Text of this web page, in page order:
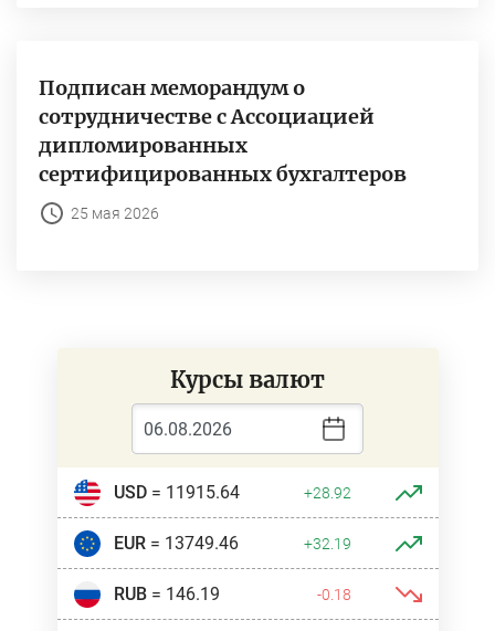
Подписан меморандум о
сотрудничестве с Ассоциацией
дипломированных
сертифицированных бухгалтеров
25 мая 2026
Курсы валют
USD= 11915.64 +28.92
EUR= 13749.46 +32.19
RUB= 146.19 -0.18